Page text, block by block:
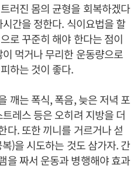
러진 몸의 균형을 회복하겠다
간을 정한다. 식이요법을 할
로 꾸준히 해야 한다는 점이
먹거나 무리한 운동량으로
하는 것이 좋다.
깨는 폭식, 폭음, 늦은 저녁 포
레스 등은 오히려 지방을 더
다. 또한 끼니를 거르거나 섣
)을 시도하는 것도 삼가자. 간
을 짜서 운동과 병행해야 효과